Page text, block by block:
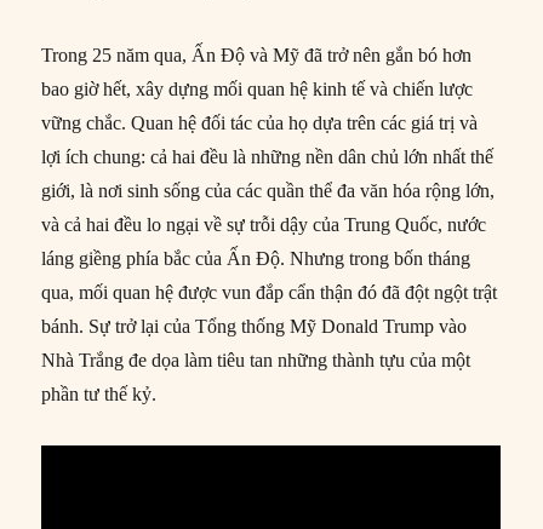
Trong 25 năm qua, Ấn Độ và Mỹ đã trở nên gắn bó hơn
bao giờ hết, xây dựng mối quan hệ kinh tế và chiến lược
vững chắc. Quan hệ đối tác của họ dựa trên các giá trị và
lợi ích chung: cả hai đều là những nền dân chủ lớn nhất thế
giới, là nơi sinh sống của các quần thể đa văn hóa rộng lớn,
và cả hai đều lo ngại về sự trỗi dậy của Trung Quốc, nước
láng giềng phía bắc của Ấn Độ. Nhưng trong bốn tháng
qua, mối quan hệ được vun đắp cẩn thận đó đã đột ngột trật
bánh. Sự trở lại của Tổng thống Mỹ Donald Trump vào
Nhà Trắng đe dọa làm tiêu tan những thành tựu của một
phần tư thế kỷ.